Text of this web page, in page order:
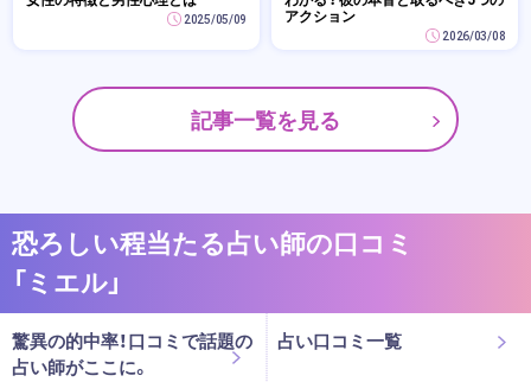
2025/05/09 アクション
2026/03/08
記事一覧を見る
恐ろしい程当たる占い師の口コミ
「ミエル」
驚異の的中率！口コミで話題の
占い師がここに。
占い口コミ一覧